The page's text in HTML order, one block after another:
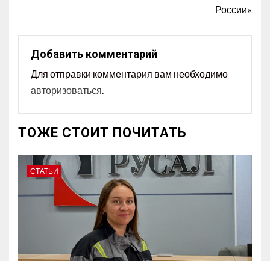
России»
Добавить комментарий
Для отправки комментария вам необходимо
авторизоваться.
ТОЖЕ СТОИТ ПОЧИТАТЬ
СТАТЬИ